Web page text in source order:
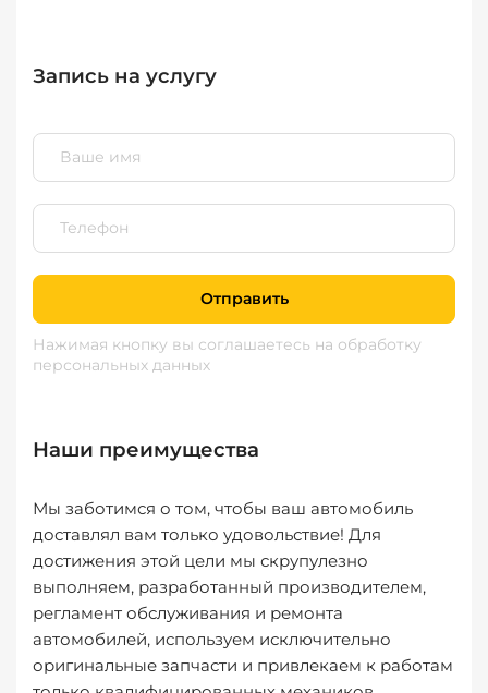
Запись на услугу
Отправить
Нажимая кнопку вы соглашаетесь на обработку
персональных данных
Наши преимущества
Мы заботимся о том, чтобы ваш автомобиль
доставлял вам только удовольствие! Для
достижения этой цели мы скрупулезно
выполняем, разработанный производителем,
регламент обслуживания и ремонта
автомобилей, используем исключительно
оригинальные запчасти и привлекаем к работам